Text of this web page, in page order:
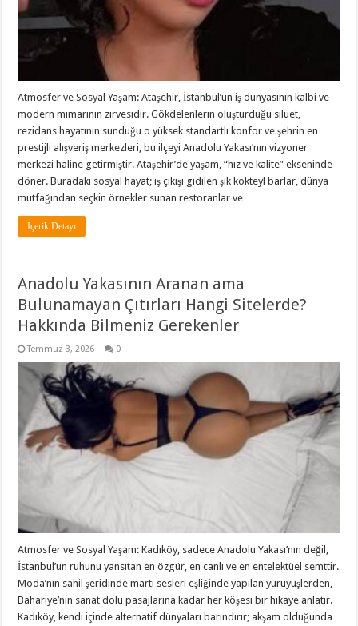
Atmosfer ve Sosyal Yaşam: Ataşehir, İstanbul’un iş dünyasının kalbi ve
modern mimarinin zirvesidir. Gökdelenlerin oluşturduğu siluet,
rezidans hayatının sunduğu o yüksek standartlı konfor ve şehrin en
prestijli alışveriş merkezleri, bu ilçeyi Anadolu Yakası’nın vizyoner
merkezi haline getirmiştir. Ataşehir’de yaşam, “hız ve kalite” ekseninde
döner. Buradaki sosyal hayat; iş çıkışı gidilen şık kokteyl barlar, dünya
mutfağından seçkin örnekler sunan restoranlar ve …
İçerik Detayı
Anadolu Yakasının Aranan ama
Bulunamayan Çıtırları Hangi Sitelerde?
Hakkında Bilmeniz Gerekenler
Temmuz 3, 2026 0
Atmosfer ve Sosyal Yaşam: Kadıköy, sadece Anadolu Yakası’nın değil,
İstanbul’un ruhunu yansıtan en özgür, en canlı ve en entelektüel semttir.
Moda’nın sahil şeridinde martı sesleri eşliğinde yapılan yürüyüşlerden,
Bahariye’nin sanat dolu pasajlarına kadar her köşesi bir hikaye anlatır.
Kadıköy, kendi içinde alternatif dünyaları barındırır; akşam olduğunda